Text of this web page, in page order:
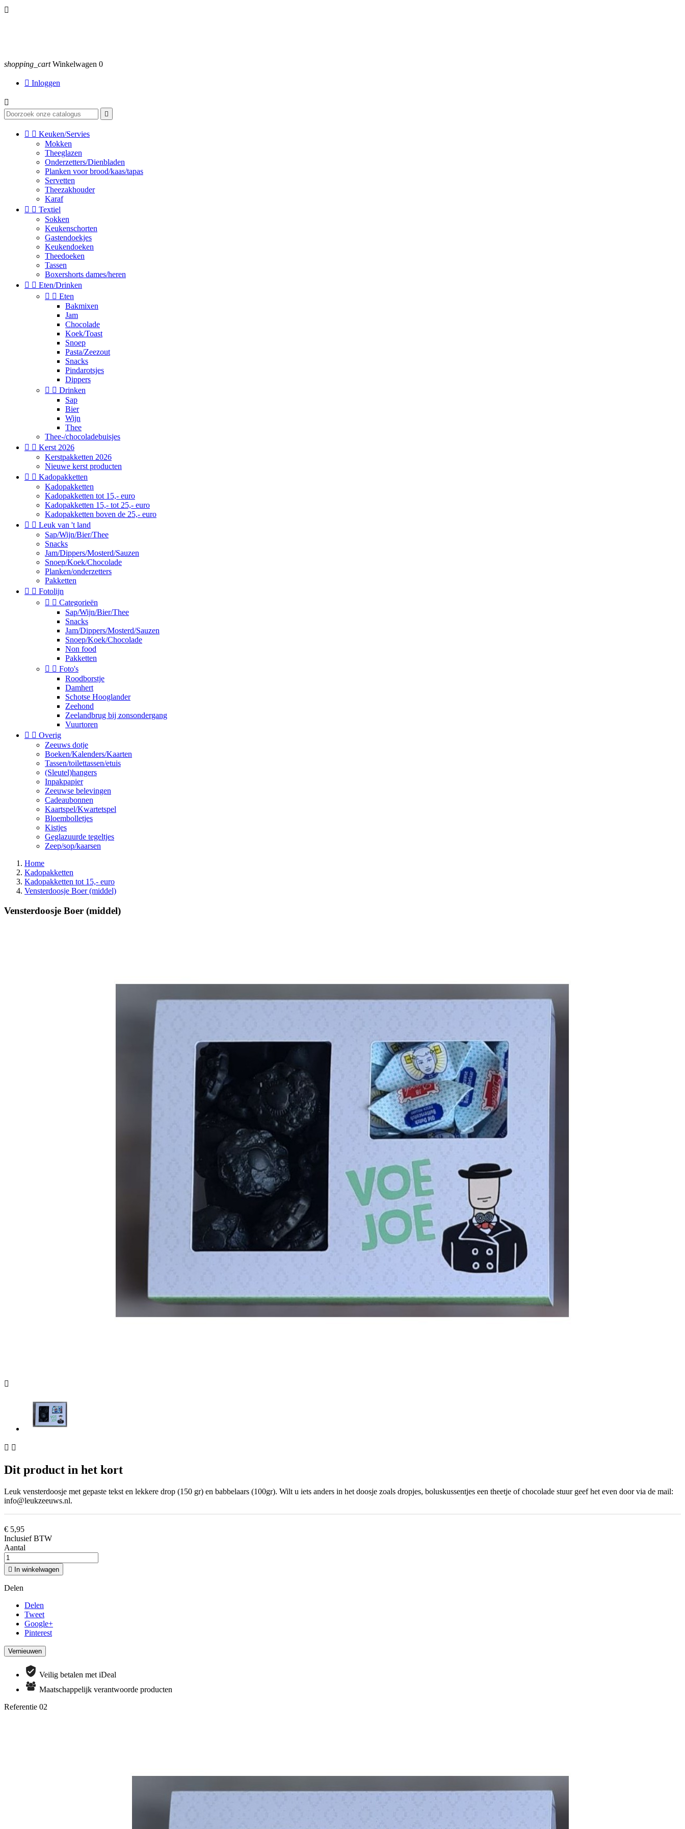

shopping_cart Winkelwagen 0
 Inloggen


  Keuken/Servies
Mokken
Theeglazen
Onderzetters/Dienbladen
Planken voor brood/kaas/tapas
Servetten
Theezakhouder
Karaf
  Textiel
Sokken
Keukenschorten
Gastendoekjes
Keukendoeken
Theedoeken
Tassen
Boxershorts dames/heren
  Eten/Drinken
  Eten
Bakmixen
Jam
Chocolade
Koek/Toast
Snoep
Pasta/Zeezout
Snacks
Pindarotsjes
Dippers
  Drinken
Sap
Bier
Wijn
Thee
Thee-/chocoladebuisjes
  Kerst 2026
Kerstpakketten 2026
Nieuwe kerst producten
  Kadopakketten
Kadopakketten
Kadopakketten tot 15,- euro
Kadopakketten 15,- tot 25,- euro
Kadopakketten boven de 25,- euro
  Leuk van 't land
Sap/Wijn/Bier/Thee
Snacks
Jam/Dippers/Mosterd/Sauzen
Snoep/Koek/Chocolade
Planken/onderzetters
Pakketten
  Fotolijn
  Categorieën
Sap/Wijn/Bier/Thee
Snacks
Jam/Dippers/Mosterd/Sauzen
Snoep/Koek/Chocolade
Non food
Pakketten
  Foto's
Roodborstje
Damhert
Schotse Hooglander
Zeehond
Zeelandbrug bij zonsondergang
Vuurtoren
  Overig
Zeeuws dotje
Boeken/Kalenders/Kaarten
Tassen/toilettassen/etuis
(Sleutel)hangers
Inpakpapier
Zeeuwse belevingen
Cadeaubonnen
Kaartspel/Kwartetspel
Bloembolletjes
Kistjes
Geglazuurde tegeltjes
Zeep/sop/kaarsen
Home
Kadopakketten
Kadopakketten tot 15,- euro
Vensterdoosje Boer (middel)
Vensterdoosje Boer (middel)

 
Dit product in het kort
Leuk vensterdoosje met gepaste tekst en lekkere drop (150 gr) en babbelaars (100gr). Wilt u iets anders in het doosje zoals dropjes, boluskussentjes een theetje of chocolade stuur geef het even door via de mail:
info@leukzeeuws.nl.
€ 5,95
Inclusief BTW
Aantal
 In winkelwagen
Delen
Delen
Tweet
Google+
Pinterest
Veilig betalen met iDeal
Maatschappelijk verantwoorde producten
Referentie 02